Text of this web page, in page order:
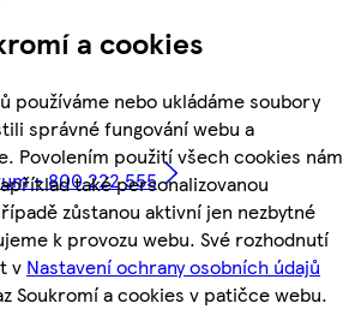
a cookies
používáme nebo ukládáme soubory
správné fungování webu a
Povolením použití všech cookies nám
také personalizovanou
zůstanou aktivní jen nezbytné
k provozu webu. Své rozhodnutí
v Nastavení ochrany osobních údajů
Soukromí a cookies v patičce webu.
- 800 222 555